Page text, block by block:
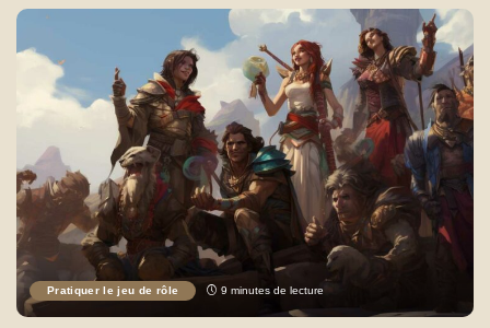
Pratiquer le jeu de rôle 9 minutes de lecture